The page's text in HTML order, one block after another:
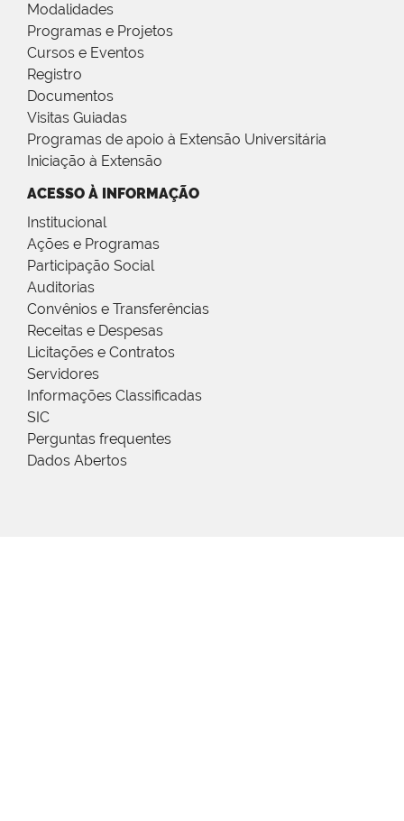
Modalidades
Programas e Projetos
Cursos e Eventos
Registro
Documentos
Visitas Guiadas
Programas de apoio à Extensão Universitária
Iniciação à Extensão
ACESSO À INFORMAÇÃO
Institucional
Ações e Programas
Participação Social
Auditorias
Convênios e Transferências
Receitas e Despesas
Licitações e Contratos
Servidores
Informações Classificadas
SIC
Perguntas frequentes
Dados Abertos